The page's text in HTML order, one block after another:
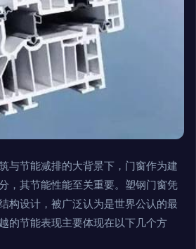
与节能减排的大背景下，门窗作为建
，其节能性能至关重要。塑钢门窗凭
构设计，被广泛认为是世界公认的最
的节能表现主要体现在以下几个方